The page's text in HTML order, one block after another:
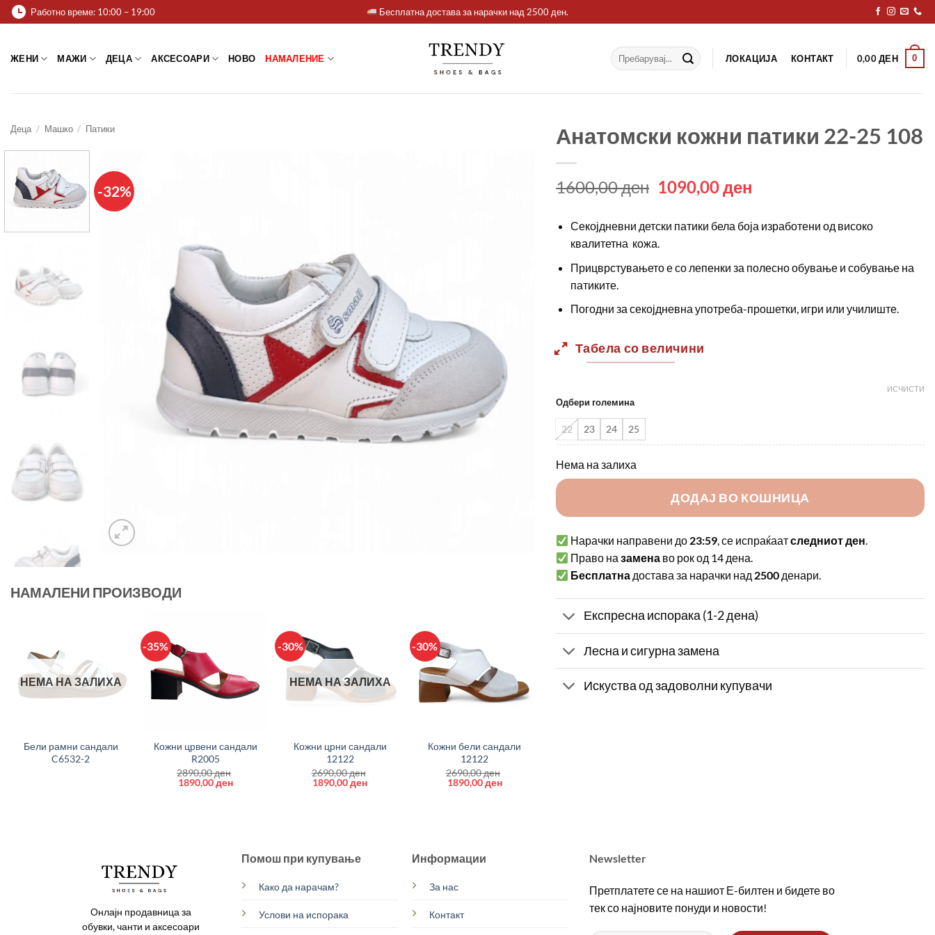
Skip
to
Работно време: 10:00 – 19:00 Бесплатна достава за нарачки над 2500 ден.
ЖЕНИ МАЖИ ДЕЦА АКСЕСОАРИ НОВО НАМАЛЕНИЕ
Барај
за:
ЛОКАЦИЈА КОНТАКТ 0,00ДЕН 0
Деца / Машко / Патики
-32%
НАМАЛЕНИ ПРОИЗВОДИ
НЕМА НА ЗАЛИХА
Бели рамни сандали
C6532-2
-35%
Кожни црвени сандали
R2005
2890,00ден
Original
1890,00денCurrent
-30%
НЕМА НА ЗАЛИХА
Кожни црни сандали
12122
2690,00ден
Original
1890,00денCurrent
-30%
Кожни бели сандали
12122
2690,00ден
Original
1890,00денCurrent
Анатомски кожни патики 22-25 108
1600,00ден Original
was:
1600,00 ден.
1090,00ден
is:
1090,00 ден.
Секојдневни детски патики бела боја изработени од високо
квалитетна кожа.
Прицврстувањето е со лепенки за полесно обување и собување на
патиките.
Погодни за секојдневна употреба-прошетки, игри или училиште.
Табела со величини
Одбери големина
22 23 24 25
ИСЧИСТИ
Нема на залиха
ДОДАЈ ВО КОШНИЦА
Нарачки направени до 23:59, се испраќаатследниот ден.
Право назамена во рок од 14 дена.
Бесплатна достава за нарачки над 2500 денари.
Експресна испорака (1-2 дена)
Лесна и сигурна замена
Искуства од задоволни купувачи
Онлајн продавница за
обувки, чанти и аксесоари
Помош при купување
Како да нарачам?
Услови на испорака
Информации
За нас
Контакт
Newsletter
Претплатете се на нашиот Е-билтен и бидете во
тек со најновите понуди и новости!